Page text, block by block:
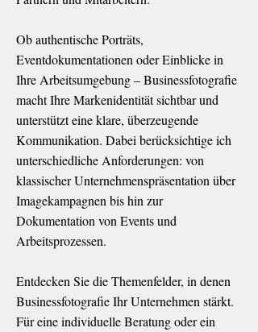
Ob authentischePorträts,
Eventdokumentationen oderEinblicke in
Ihre Arbeitsumgebung– Businessfotografie
macht Ihre Markenidentität sichtbar und
unterstützt eine klare, überzeugende
Kommunikation. Dabei berücksichtige ich
unterschiedliche Anforderungen: von
klassischer Unternehmenspräsentation über
Imagekampagnen bis hin zur
Dokumentation von Eventsund
Arbeitsprozessen.
Entdecken Sie die Themenfelder, in denen
Businessfotografie Ihr Unternehmen stärkt.
Füreine individuelle Beratung oder ein